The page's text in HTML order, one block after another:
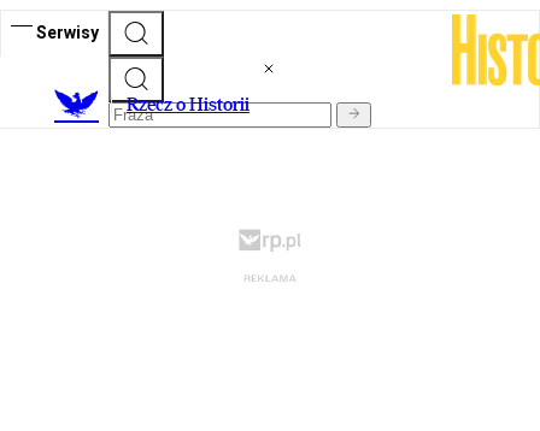
Serwisy
Rzecz o Historii